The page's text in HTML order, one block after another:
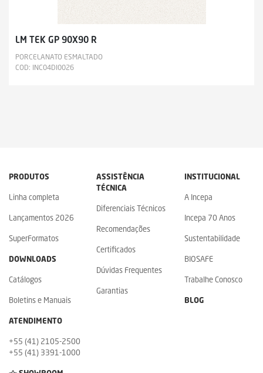
LM TEK GP 90X90 R
PORCELANATO ESMALTADO
COD: INC04DI0026
PRODUTOS
Linha completa
Lançamentos 2026
SuperFormatos
DOWNLOADS
Catálogos
Boletins e Manuais
ASSISTÊNCIA
TÉCNICA
Diferenciais Técnicos
Recomendações
Certificados
Dúvidas Frequentes
Garantias
INSTITUCIONAL
A Incepa
Incepa 70 Anos
Sustentabilidade
BIOSAFE
Trabalhe Conosco
BLOG
ATENDIMENTO
+55 (41) 2105-2500
+55 (41) 3391-1000